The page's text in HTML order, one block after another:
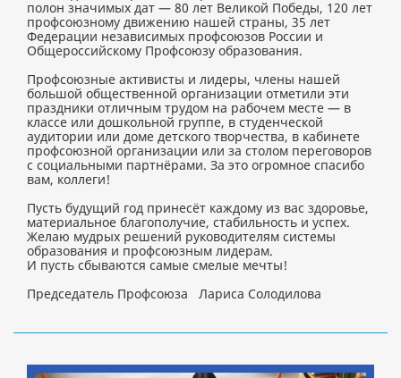
полон значимых дат — 80 лет Великой Победы, 120 лет
профсоюзному движению нашей страны, 35 лет
Федерации независимых профсоюзов России и
Общероссийскому Профсоюзу образования.
Профсоюзные активисты и лидеры, члены нашей
большой общественной организации отметили эти
праздники отличным трудом на рабочем месте — в
классе или дошкольной группе, в студенческой
аудитории или доме детского творчества, в кабинете
профсоюзной организации или за столом переговоров
с социальными партнёрами. За это огромное спасибо
вам, коллеги!
Пусть будущий год принесёт каждому из вас здоровье,
материальное благополучие, стабильность и успех.
Желаю мудрых решений руководителям системы
образования и профсоюзным лидерам.
И пусть сбываются самые смелые мечты!
Председатель Профсоюза Лариса Солодилова